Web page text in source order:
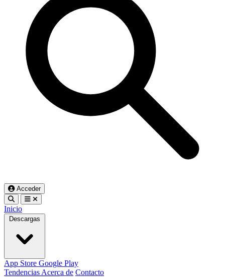
Acceder
Inicio
Descargas
App Store Google Play
Tendencias Acerca de Contacto